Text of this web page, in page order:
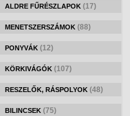
ALDRE FŰRÉSZLAPOK (17)
MENETSZERSZÁMOK (88)
PONYVÁK (12)
KÖRKIVÁGÓK (107)
RESZELŐK, RÁSPOLYOK (48)
BILINCSEK (75)